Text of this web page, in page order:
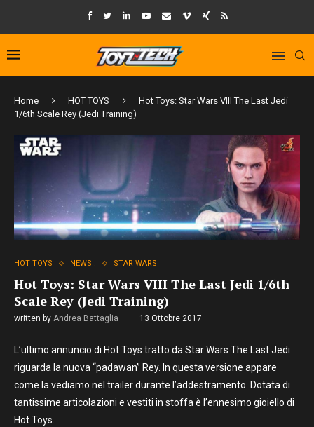
Home HOT TOYS
Hot Toys: Star Wars VIII The Last Jedi
1/6th Scale Rey (Jedi Training)
HOT TOYS NEWS ! STAR WARS
Hot Toys: Star Wars VIII The Last Jedi 1/6th
Scale Rey (Jedi Training)
written by Andrea Battaglia 13 Ottobre 2017
L’ultimo annuncio di Hot Toys tratto da Star Wars The Last Jedi
riguarda la nuova “padawan” Rey. In questa versione appare
come la vediamo nel trailer durante l’addestramento. Dotata di
tantissime articolazioni e vestiti in stoffa è l’ennesimo gioiello di
Hot Toys.